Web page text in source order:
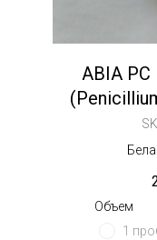
ABIA
Объем
1